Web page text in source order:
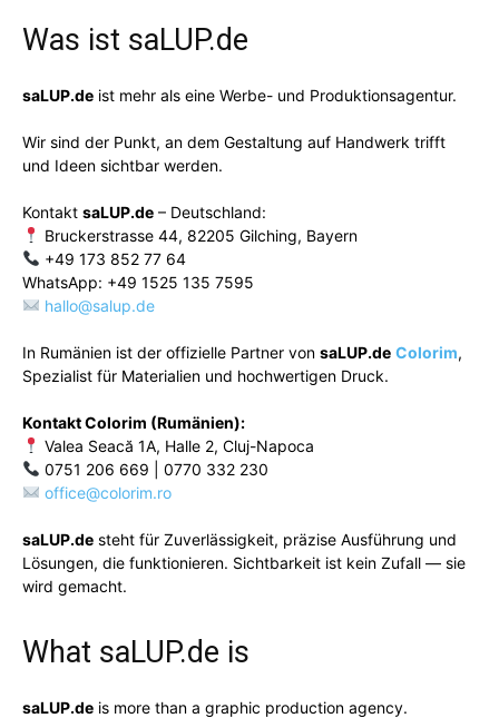
Was ist saLUP.de
saLUP.de ist mehr als eine Werbe- und Produktionsagentur.
Wir sind der Punkt, an dem Gestaltung auf Handwerk trifft
und Ideen sichtbar werden.
Kontakt saLUP.de – Deutschland:
Bruckerstrasse 44, 82205 Gilching, Bayern
+49 173 852 77 64
WhatsApp: +49 1525 135 7595
hallo@salup.de
In Rumänien ist der offizielle Partner von saLUP.de Colorim,
Spezialist für Materialien und hochwertigen Druck.
Kontakt Colorim (Rumänien):
Valea Seacă 1A, Halle 2, Cluj-Napoca
0751 206 669 | 0770 332 230
office@colorim.ro
saLUP.de steht für Zuverlässigkeit, präzise Ausführung und
Lösungen, die funktionieren. Sichtbarkeit ist kein Zufall — sie
wird gemacht.
What saLUP.de is
saLUP.de is more than a graphic production agency.